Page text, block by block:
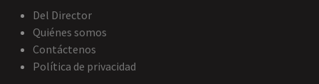
Del Director
Quiénes somos
Contáctenos
Política de privacidad